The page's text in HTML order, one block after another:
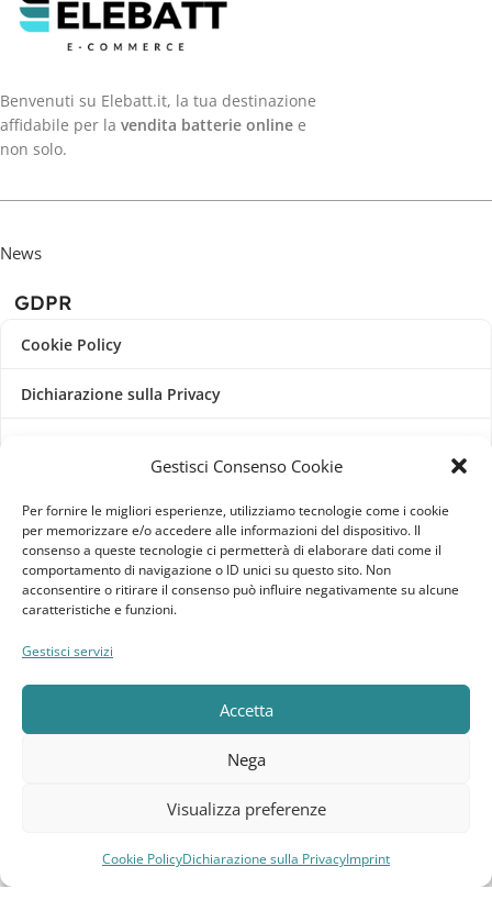
Gestisci Consenso Cookie
Per fornire le migliori esperienze, utilizziamo tecnologie come i cookie
per memorizzare e/o accedere alle informazioni del dispositivo. Il
consenso a queste tecnologie ci permetterà di elaborare dati come il
comportamento di navigazione o ID unici su questo sito. Non
acconsentire o ritirare il consenso può influire negativamente su alcune
caratteristiche e funzioni.
Gestisci servizi
Accetta
Nega
Visualizza preferenze
Cookie PolicyDichiarazione sulla PrivacyImprint
Benvenuti su Elebatt.it, la tua destinazione
affidabile per la vendita batterie online e
non solo.
News
GDPR
Cookie Policy
Dichiarazione sulla Privacy
Disconoscimento
Pagine Dedicate
Raffrescatori Evaporativi Industriali
Lista dei desideri
CarrelloMenu